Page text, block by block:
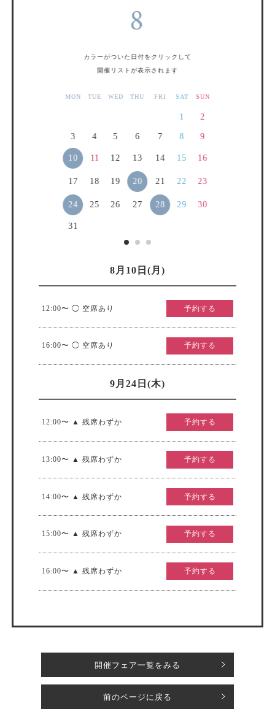
8
カラーがついた日付をクリックして
開催リストが表示されます
MON TUE WED THU FRI SAT SUN
1 2
3 4 5 6 7 8 9
10 11 12 13 14 15 16
17 18 19 20 21 22 23
24 25 26 27 28 29 30
31
8月10日(月)
12:00〜 ◯ 空席あり 予約する
16:00〜 ◯ 空席あり 予約する
9月24日(木)
12:00〜 ▲ 残席わずか 予約する
13:00〜 ▲ 残席わずか 予約する
14:00〜 ▲ 残席わずか 予約する
15:00〜 ▲ 残席わずか 予約する
16:00〜 ▲ 残席わずか 予約する
開催フェア一覧をみる
前のページに戻る